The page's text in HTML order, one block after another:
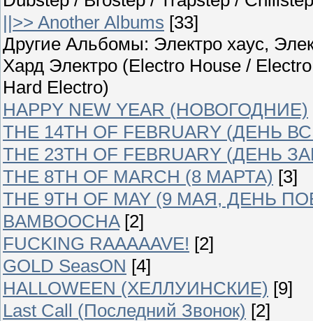
||>> Another Albums [33]
Другие Альбомы: Электро хаус,
Хард Электро (Electro House /
Hard Electro)
HAPPY NEW YEAR (НОВОГОДНИЕ)
THE 14TH OF FEBRUARY (ДЕНЬ
THE 23TH OF FEBRUARY (ДЕНЬ
THE 8TH OF MARCH (8 МАРТА) [3]
THE 9TH OF MAY (9 МАЯ, ДЕНЬ
BAMBOOCHA [2]
FUCKING RAAAAAVE! [2]
GOLD SeasON [4]
HALLOWEEN (ХЕЛЛУИНСКИЕ) [9]
Last Call (Последний Звонок) [2]